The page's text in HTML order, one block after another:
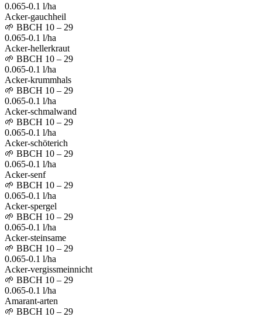
0.065-0.1 l/ha
Acker-gauchheil
🌱 BBCH 10 – 29
0.065-0.1 l/ha
Acker-hellerkraut
🌱 BBCH 10 – 29
0.065-0.1 l/ha
Acker-krummhals
🌱 BBCH 10 – 29
0.065-0.1 l/ha
Acker-schmalwand
🌱 BBCH 10 – 29
0.065-0.1 l/ha
Acker-schöterich
🌱 BBCH 10 – 29
0.065-0.1 l/ha
Acker-senf
🌱 BBCH 10 – 29
0.065-0.1 l/ha
Acker-spergel
🌱 BBCH 10 – 29
0.065-0.1 l/ha
Acker-steinsame
🌱 BBCH 10 – 29
0.065-0.1 l/ha
Acker-vergissmeinnicht
🌱 BBCH 10 – 29
0.065-0.1 l/ha
Amarant-arten
🌱 BBCH 10 – 29